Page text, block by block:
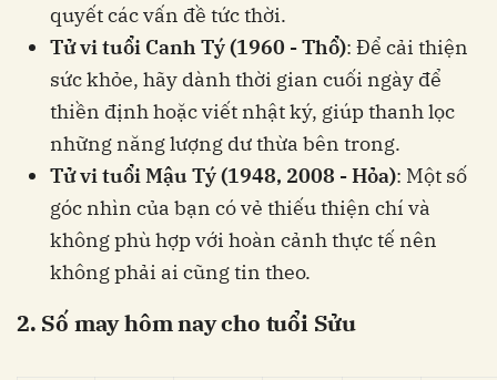
quyết các vấn đề tức thời.
Tử vi tuổi Canh Tý (1960 - Thổ): Để cải thiện
sức khỏe, hãy dành thời gian cuối ngày để
thiền định hoặc viết nhật ký, giúp thanh lọc
những năng lượng dư thừa bên trong.
Tử vi tuổi Mậu Tý (1948, 2008 - Hỏa): Một số
góc nhìn của bạn có vẻ thiếu thiện chí và
không phù hợp với hoàn cảnh thực tế nên
không phải ai cũng tin theo.
2. Số may hôm nay cho tuổi Sửu